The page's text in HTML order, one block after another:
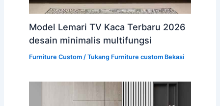
Model Lemari TV Kaca Terbaru 2026
desain minimalis multifungsi
Furniture Custom/ Tukang Furniture custom Bekasi